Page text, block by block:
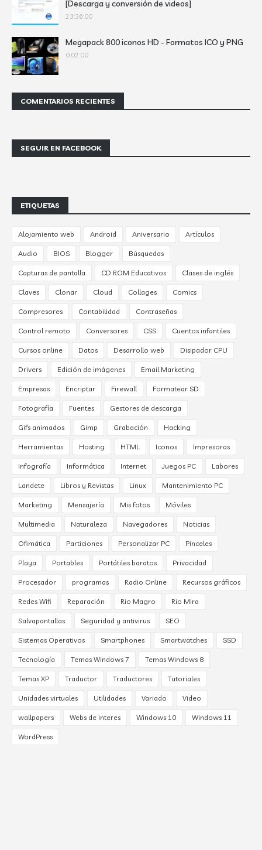
[Descarga y conversión de videos]
23:36:00
Megapack 800 iconos HD - Formatos ICO y PNG
0:02:00
COMENTARIOS RECIENTES
SEGUIR EN FACEBOOK
ETIQUETAS
Alojamiento web Android Aniversario Artículos
Audio BIOS Blogger Búsquedas
Capturas de pantalla CD ROM Educativos Clases de inglés
Claves Clonar Cloud Collages Comics
Compresores Contabilidad Contraseñas
Control remoto Conversores CSS Cuentos infantiles
Cursos online Datos Desarrollo web Disipador CPU
Drivers Edición de imágenes Email Marketing
Empresas Encriptar Firewall Formatear SD
Fotografía Fuentes Gestores de descarga
Gifs animados Gimp Grabación Hacking
Herramientas Hosting HTML Iconos Impresoras
Infografía Informática Internet Juegos PC Labores
Landete Libros y Revistas Linux Mantenimiento PC
Marketing Mensajería Mis fotos Móviles
Multimedia Naturaleza Navegadores Noticias
Ofimática Particiones Personalizar PC Pinceles
Playa Portables Portátiles baratos Privacidad
Procesador programas Radio Online Recursos gráficos
Redes Wifi Reparación Rio Magro Rio Mira
Salvapantallas Seguridad y antivirus SEO
Sistemas Operativos Smartphones Smartwatches SSD
Tecnología Temas Windows 7 Temas Windows 8
Temas XP Traductor Traductores Tutoriales
Unidades virtuales Utilidades Variado Video
wallpapers Webs de interes Windows 10 Windows 11
WordPress